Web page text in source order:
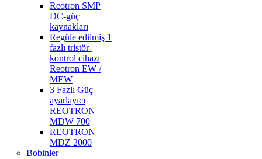
Reotron SMP
DC-güç
kaynakları
Regüle edilmiş 1
fazlı tristör-
kontrol cihazı
Reotron EW /
MEW
3 Fazlı Güç
ayarlayıcı
REOTRON
MDW 700
REOTRON
MDZ 2000
Bobinler